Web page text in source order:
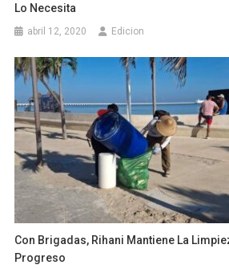
Lo Necesita
abril 12, 2020 Edicion
Con Brigadas, Rihani Mantiene La
Progreso